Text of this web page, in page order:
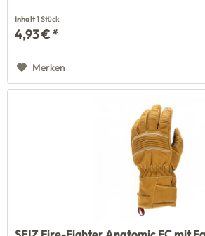
Inhalt1 Stück
4,93 € *
Merken